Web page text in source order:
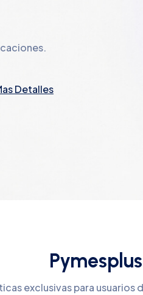
Detalles
exclusivas para